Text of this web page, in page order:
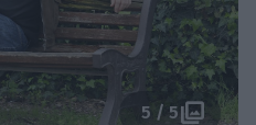
5 / 5